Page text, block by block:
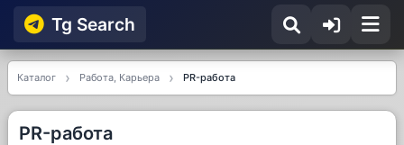
Tg Searсh
Каталог Работа, Карьера PR-работа
PR-работа